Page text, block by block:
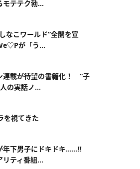
テテク勃...
なこワールド”全開を宣
が「う...
連載が待望の書籍化！ “子
の実話ノ...
を視てきた
年下男子にドキドキ……!!
リティ番組...